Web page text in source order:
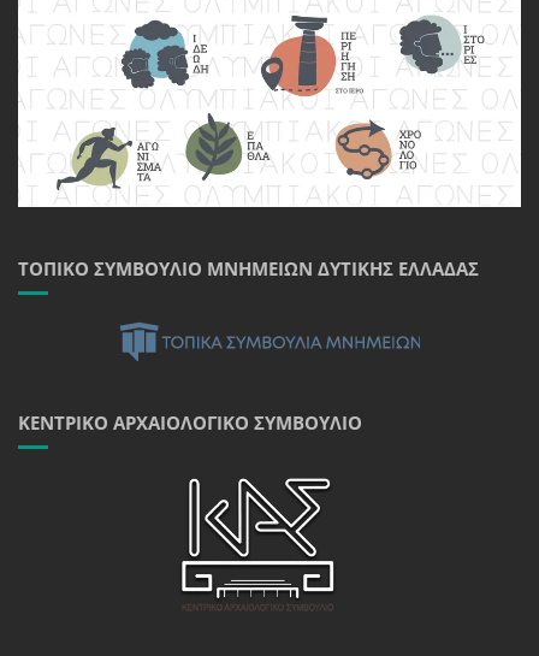
ΤΟΠΙΚΌ ΣΥΜΒΟΎΛΙΟ ΜΝΗΜΕΊΩΝ ΔΥΤΙΚΉΣ ΕΛΛΆΔΑΣ
ΚΕΝΤΡΙΚΌ ΑΡΧΑΙΟΛΟΓΙΚΌ ΣΥΜΒΟΎΛΙΟ